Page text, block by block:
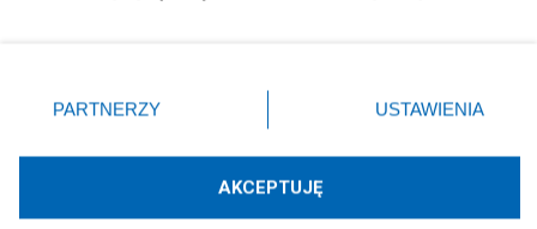
Technologię dostarcza:W3media.pl
zmienić/wycofać klikając przycisk ustawień prywatności
znajdujący się w lewym dolnym rogu strony
rodzaje przetwarzania danych nie wymagają zgody
użytkownika, ale masz prawo sprzeciwić się takiemu
przetwarzaniu. Preferencje będą miały zastosowania tylko
PARTNERZY USTAWIENIA
AKCEPTUJĘ